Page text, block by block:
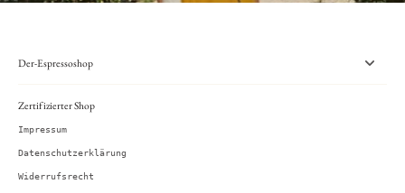
Der-Espressoshop
Zertifizierter Shop
Impressum
Datenschutzerklärung
Widerrufsrecht